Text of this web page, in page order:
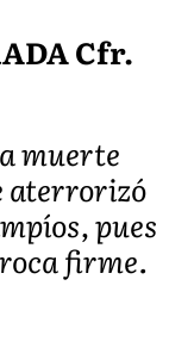
Cfr.
muerte
aterrorizó
pues
firme.